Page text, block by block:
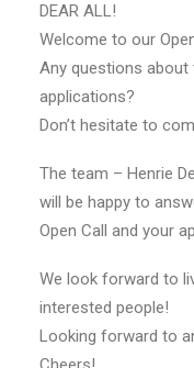
DEAR ALL!
Welcome to our
Any questions about
applications?
Don’t hesitate to
The team – Henrie
will be happy to
Open Call and your
We look forward to
interested people!
Looking forward to